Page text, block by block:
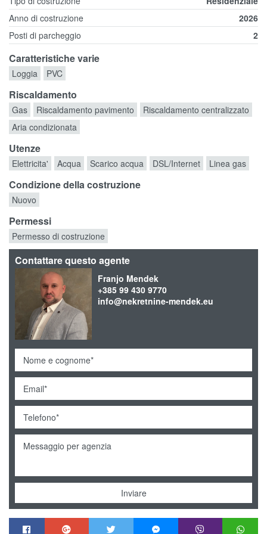
Anno di costruzione
2026
Posti di parcheggio
2
Caratteristiche varie
Loggia PVC
Riscaldamento
Gas Riscaldamento pavimento
Riscaldamento centralizzato
Aria condizionata
Utenze
Elettricita' Acqua Scarico acqua DSL/Internet Linea gas
Condizione della costruzione
Nuovo
Permessi
Permesso di costruzione
Contattare questo agente
Franjo Mendek
+385 99 430 9770
info@nekretnine-mendek.eu
Inviare